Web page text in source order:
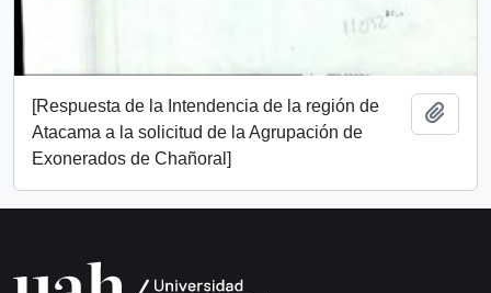
[Respuesta de la Intendencia de la región de
Atacama a la solicitud de la Agrupación de
Exonerados de Chañoral]